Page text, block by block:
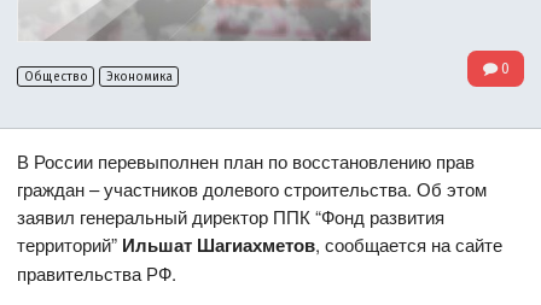
Общество Экономика 0
В России перевыполнен план по восстановлению прав
граждан – участников долевого строительства. Об этом
заявил генеральный директор ППК “Фонд развития
территорий” Ильшат Шагиахметов, сообщается на сайте
правительства РФ.